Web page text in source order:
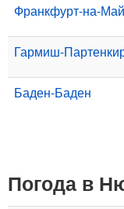
Франкфурт-на-
Гармиш-
Баден-Баден
Погода в